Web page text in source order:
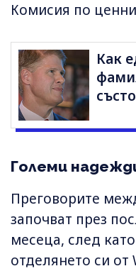
Комисия по
Как
Големи
Преговорите
започват през
месеца, след
отделянето си от